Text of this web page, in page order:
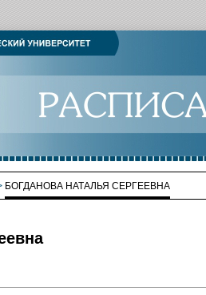
БОГДАНОВА НАТАЛЬЯ СЕРГЕЕВНА